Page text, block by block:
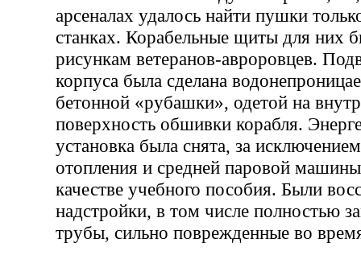
арсеналах удалось найти пушки
станках. Корабельные щиты для них
рисункам ветеранов-авроровцев.
корпуса была сделана
бетонной «рубашки», одетой на
поверхность обшивки корабля.
установка была снята, за
отопления и средней паровой
качестве учебного пособия. Были
надстройки, в том числе полностью
трубы, сильно поврежденные во